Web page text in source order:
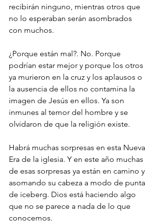
recibirán ninguno, mientras otros que
no lo esperaban serán asombrados
con muchos.
¿Porque están mal?. No. Porque
podrían estar mejor y porque los otros
ya murieron en la cruz y los aplausos o
la ausencia de ellos no contamina la
imagen de Jesús en ellos. Ya son
inmunes al temor del hombre y se
olvidaron de que la religión existe.
Habrá muchas sorpresas en esta Nueva
Era de la iglesia. Y en este año muchas
de esas sorpresas ya están en camino y
asomando su cabeza a modo de punta
de iceberg. Dios está haciendo algo
que no se parece a nada de lo que
conocemos.